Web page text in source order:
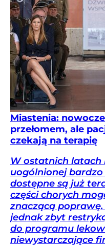
Miastenia:
przełomem, ale
czekają na terapię
W ostatnich latach
uogólnionej bardzo
dostępne są już
części chorych
znaczącą
jednak zbyt
do programu
niewystarczające